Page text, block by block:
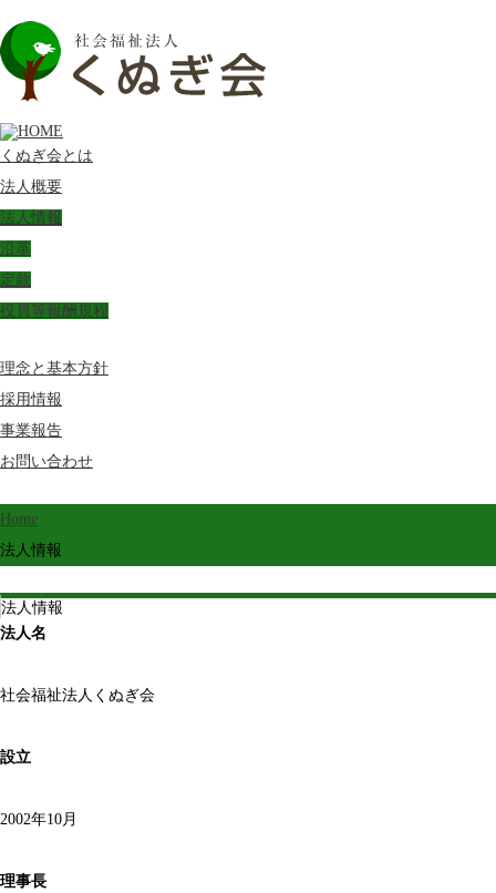
くぬぎ会とは
法人概要
法人情報
沿革
定款
役員等報酬規程
理念と基本方針
採用情報
事業報告
お問い合わせ
Home
法人情報
法人情報
法人名
社会福祉法人くぬぎ会
設立
2002年10月
理事長